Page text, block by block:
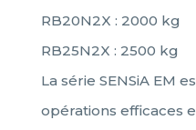
RB20N2X : 2000 kg
RB25N2X : 2500 kg
La série SENSiA EM
opérations efficaces